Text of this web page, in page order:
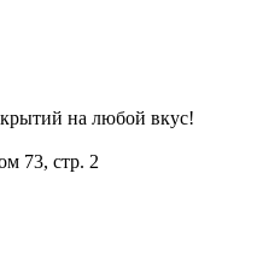
на любой вкус!
73, стр. 2